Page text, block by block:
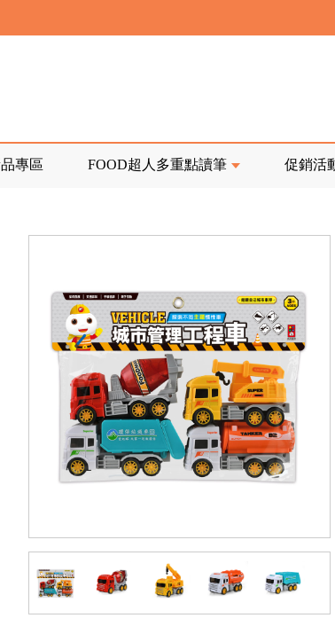
回發票需附上回郵郵票
正興建中!
專區 FOOD超人多重點讀筆 促銷活